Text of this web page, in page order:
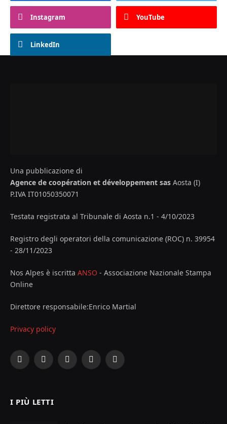
Instagram YouTube
LinkedIn
Una pubblicazione di
Agence de coopération et développement sas Aosta (I)
P.IVA IT01050350071
Testata registrata al Tribunale di Aosta n.1 - 4/10/2023
Registro degli operatori della comunicazione (ROC) n. 39954
- 28/11/2023
Nos Alpes è iscritta ANSO - Associazione Nazionale Stampa
Online
Direttore responsabile:Enrico Martial
Privacy policy
Facebook
X
InstagramYouTubeLinkedIn
I PIÙ LETTI